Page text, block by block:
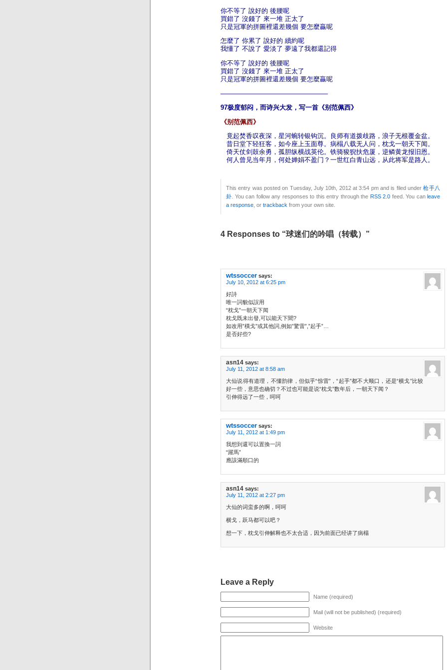
你不等了 說好的 後腰呢
買錯了 沒錢了 來一堆 正太了
只是冠軍的拼圖裡還差幾個 要怎麼贏呢
怎麼了 你累了 說好的 續約呢
我懂了 不說了 愛淡了 夢遠了我都還記得
你不等了 說好的 後腰呢
買錯了 沒錢了 來一堆 正太了
只是冠軍的拼圖裡還差幾個 要怎麼贏呢
————————————————–
97极度郁闷，而诗兴大发，写一首《别范佩西》
《别范佩西》
竟起焚香叹夜深，星河蜿转银钩沉。良师有道拨歧路，浪子无根覆金盆。
昔日堂下轻狂客，如今座上玉面尊。病榻八载无人问，枕戈一朝天下闻。
倚天仗剑鼓余勇，孤胆纵横战英伦。铁骑狻猊扶危厦，逆鳞黄龙报旧恩。
何人曾见当年月，何处婵娟不盈门？一世红白青山远，从此将军是路人。
This entry was posted on Tuesday, July 10th, 2012 at 3:54 pm and is filed under枪手八
卦 . You can follow any responses to this entry through the RSS 2.0 feed. You can leave
a response , or trackback from your own site.
4 Responses to “球迷们的吟唱（转载）”
wtssoccer says:
July 10, 2012 at 6:25 pm
好詩
唯一詞貌似誤用
“枕戈”一朝天下闻
枕戈既未出發,可以能天下聞?
如改用”橫戈”或其他詞,例如”驚雷”,”起手”…
是否好些?
asn14 says:
July 11, 2012 at 8:58 am
大仙说得有道理，不懂韵律，但似乎“惊雷”，“起手”都不大顺口，还是“横戈”比较
好一些，意思也确切？不过也可能是说“枕戈”数年后，一朝天下闻？
引伸得远了一些，呵呵
wtssoccer says:
July 11, 2012 at 1:49 pm
我想到還可以置換一詞
“躍馬”
應該滿順口的
asn14 says:
July 11, 2012 at 2:27 pm
大仙的词蛮多的啊，呵呵
横戈，跃马都可以吧？
想一下，枕戈引伸解释也不太合适，因为前面已经讲了病榻
Leave a Reply
Name (required)
Mail (will not be published) (required)
Website